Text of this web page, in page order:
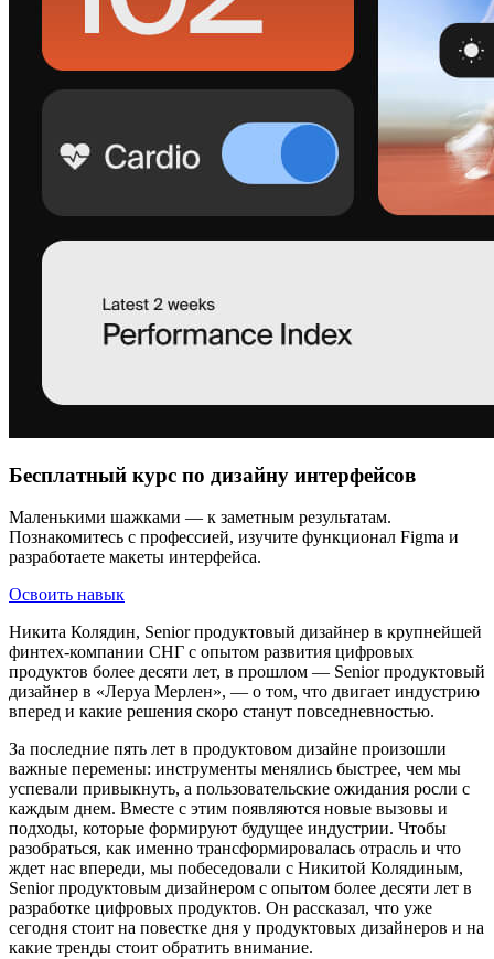
Бесплатный курс по дизайну интерфейсов
Маленькими шажками — к заметным результатам.
Познакомитесь с профессией, изучите функционал Figma и
разработаете макеты интерфейса.
Освоить навык
Никита Колядин, Senior продуктовый дизайнер в крупнейшей
финтех-компании СНГ с опытом развития цифровых
продуктов более десяти лет, в прошлом — Senior продуктовый
дизайнер в «Леруа Мерлен», — о том, что двигает индустрию
вперед и какие решения скоро станут повседневностью.
За последние пять лет в продуктовом дизайне произошли
важные перемены: инструменты менялись быстрее, чем мы
успевали привыкнуть, а пользовательские ожидания росли с
каждым днем. Вместе с этим появляются новые вызовы и
подходы, которые формируют будущее индустрии. Чтобы
разобраться, как именно трансформировалась отрасль и что
ждет нас впереди, мы побеседовали с Никитой Колядиным,
Senior продуктовым дизайнером с опытом более десяти лет в
разработке цифровых продуктов. Он рассказал, что уже
сегодня стоит на повестке дня у продуктовых дизайнеров и на
какие тренды стоит обратить внимание.